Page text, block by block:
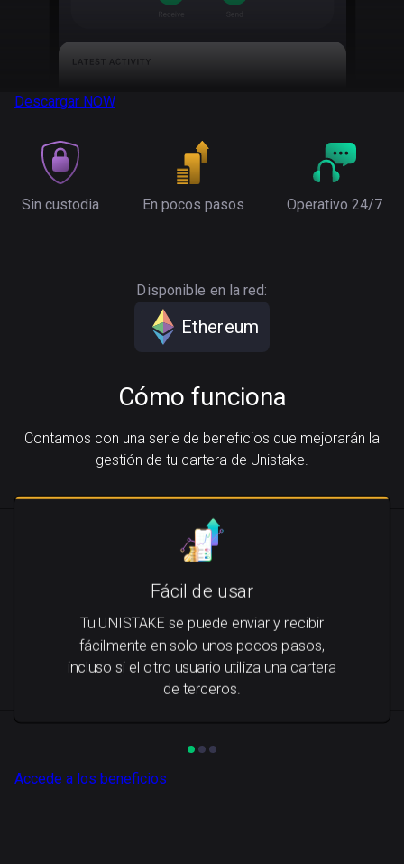
Descargar NOW
Sin custodia En pocos pasos Operativo 24/7
Disponible en la red:
Ethereum
Cómo funciona
Contamos con una serie de beneficios que mejorarán la
gestión de tu cartera de Unistake.
Fácil de usar
Tu UNISTAKE se puede enviar y recibir
fácilmente en solo unos pocos pasos,
incluso si el otro usuario utiliza una cartera
de terceros.
Accede a los beneficios